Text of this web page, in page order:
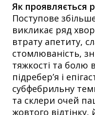
Як проявляється
Поступове
викликає ряд
втрату апетиту,
стомлюваність,
тяжкості та болю
підребер’я і
субфебрильну
та склери очей
жовтого